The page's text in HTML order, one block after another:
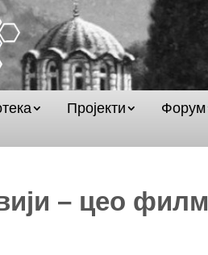
Пројекти
Форум
– цео филм